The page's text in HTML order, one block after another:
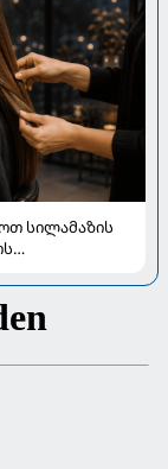
სილამაზის